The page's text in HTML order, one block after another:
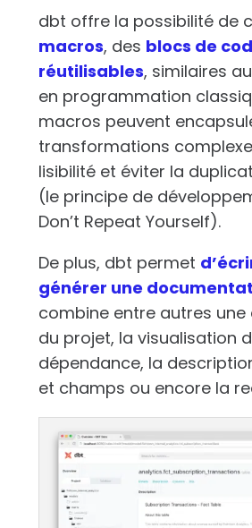
dbt offre la possibilité de
macros, des blocs de
réutilisables, similaires
en programmation
macros peuvent
transformations
lisibilité et éviter la
(le principe de
Don’t Repeat Yourself).
De plus, dbt permet
générer une
combine entre autres
du projet, la visualisation
dépendance, la
et champs ou encore la